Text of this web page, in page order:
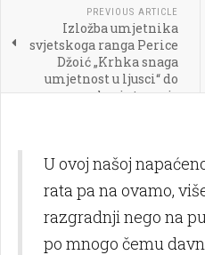
PREVIOUS ARTICLE
Izložba umjetnika
svjetskoga ranga Perice
Džoić „Krhka snaga
umjetnost u ljusci“ do
kraja travnja
U ovoj našoj
rata pa na ovamo,
razgradnji nego na
po mnogo čemu